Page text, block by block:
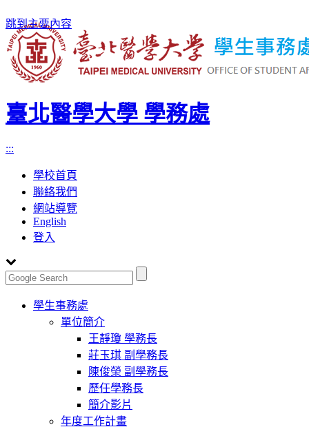
跳到主要內容
臺北醫學大學 學務處
:::
學校首頁
聯絡我們
網站導覽
English
登入
Toggle
navigation
學生事務處
單位簡介
王靜瓊 學務長
莊玉琪 副學務長
陳俊榮 副學務長
歷任學務長
簡介影片
年度工作計畫